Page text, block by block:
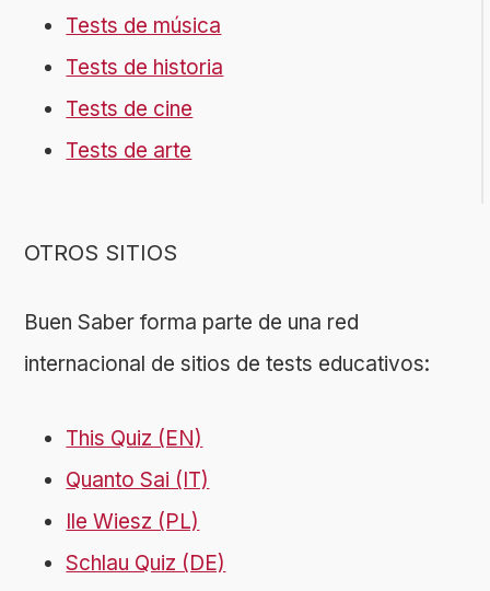
Tests de música
Tests de historia
Tests de cine
Tests de arte
OTROS SITIOS
Buen Saber forma parte de una red
internacional de sitios de tests educativos:
This Quiz (EN)
Quanto Sai (IT)
Ile Wiesz (PL)
Schlau Quiz (DE)